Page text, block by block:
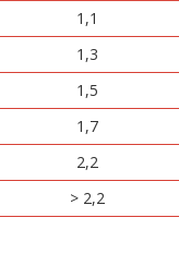
1,1
1,3
1,5
1,7
2,2
> 2,2